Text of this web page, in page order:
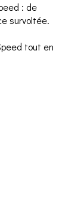
: de
survoltée.
tout en